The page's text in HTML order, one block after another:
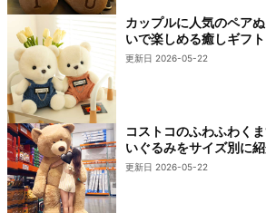
カップルに人気のペア
いで楽しめる癒しギフト
更新日 2026-05-22
コストコのふわふわく
いぐるみをサイズ別に
更新日 2026-05-22